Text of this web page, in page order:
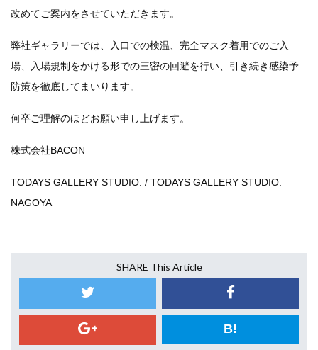
改めてご案内をさせていただきます。
弊社ギャラリーでは、入口での検温、完全マスク着用でのご入
場、入場規制をかける形での三密の回避を行い、引き続き感染予
防策を徹底してまいります。
何卒ご理解のほどお願い申し上げます。
株式会社BACON
TODAYS GALLERY STUDIO. / TODAYS GALLERY STUDIO.
NAGOYA
SHARE This Article
B!